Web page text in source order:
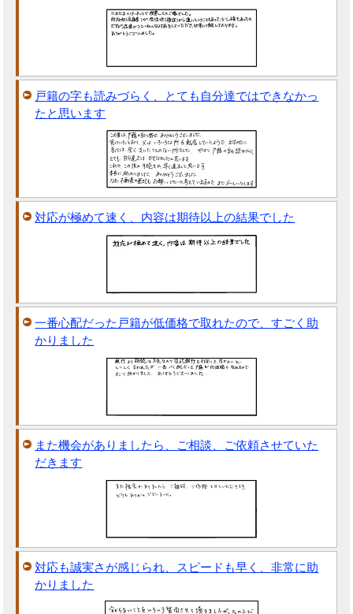
戸籍の字も読みづらく、とても自分達ではできなかっ
たと思います
対応が極めて速く、内容は期待以上の結果でした
一番心配だった戸籍が低価格で取れたので、すごく助
かりました
また機会がありましたら、ご相談、ご依頼させていた
だきます
対応も誠実さが感じられ、スピードも早く、非常に助
かりました